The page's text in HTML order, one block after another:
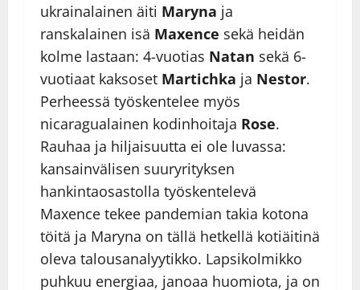
ukrainalainen äiti Maryna ja
ranskalainen isä Maxence sekä heidän
kolme lastaan: 4-vuotias Natan sekä 6-
vuotiaat kaksoset Martichka ja Nestor.
Perheessä työskentelee myös
nicaragualainen kodinhoitaja Rose.
Rauhaa ja hiljaisuutta ei ole luvassa:
kansainvälisen suuryrityksen
hankintaosastolla työskentelevä
Maxence tekee pandemian takia kotona
töitä ja Maryna on tällä hetkellä kotiäitinä
oleva talousanalyytikko. Lapsikolmikko
puhkuu energiaa, janoaa huomiota, ja on